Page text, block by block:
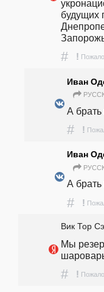
будущих
# !
Иван
А брать
# !
Иван
А брать
# !
Вик Тор
Мы
# !